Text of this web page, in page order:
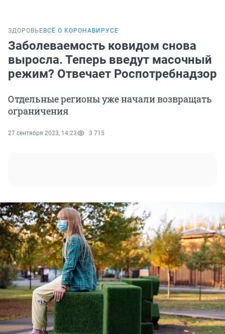
ЗДОРОВЬЕ ВСЁ О КОРОНАВИРУСЕ
Заболеваемость ковидом снова
выросла. Теперь введут масочный
режим? Отвечает Роспотребнадзор
Отдельные регионы уже начали возвращать
ограничения
27 сентября 2023, 14:23 3 715